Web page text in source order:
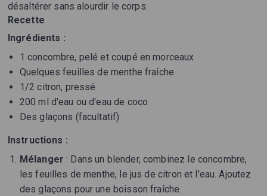
désaltérer sans alourdir le corps.
Recette
Ingrédients :
1 concombre, pelé et coupé en morceaux
Quelques feuilles de menthe fraîche
1/2 citron, pressé
200 ml d'eau ou d'eau de coco
Des glaçons (facultatif)
Instructions :
Mélanger : Dans un blender, combinez le concombre,
les feuilles de menthe, le jus de citron et l'eau. Ajoutez
des glaçons pour une boisson fraîche.